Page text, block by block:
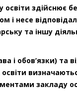
освіти здійснює
і несе
та іншу
і обов’язки) та
закладу